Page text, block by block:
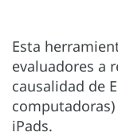
Esta
evaluadores a
causalidad de
iPads.